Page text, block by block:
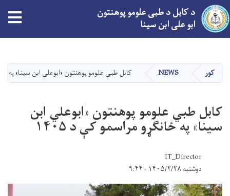
دانګل
د کابل د طبی علومو پوهنتون
ابو علی ابن سینا
کور NEWS کابل طبي علومو پوهنتون «ابوعلي ابن سينا» په
کابل طبي علومو پوهنتون «ابوعلي ابن
سينا» په ځانګړو مراسمو کې د ۱۴۰۵
IT_Director
دوشنبه ۱۴۰۵/۲/۲۸ - ۹:۴۴